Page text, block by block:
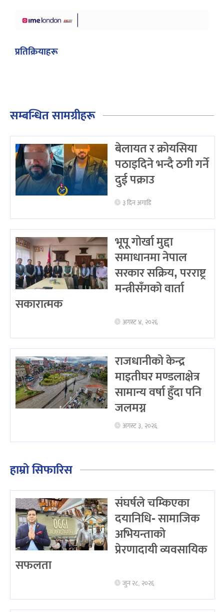
प्रतिक्रियाहरू
सम्बन्धित सामग्रीहरू
बेलायत र क्रोयसिया
पठाइदिने भन्दै ठगी गर्ने
दुई पक्राउ
३ दिन अगाडि
भूपू गोर्खा मुद्दा
समाधानमा नेपाल
सरकार सक्रिय, परराष्ट्र
मन्त्रीसँगको वार्ता
सकारात्मक
अगस्ट ४, २०२६
राजधानीको केन्द्र
माइतीघर मण्डलाक्षेत्र
सामान्य वर्षा हुँदा पनि
जलमग्न
अगस्ट ३, २०२६
हाम्रो सिफारिस
संघर्षले चम्किएका
दयानिधि- सामाजिक
अभियन्ताको
प्रेरणादायी व्यवसायिक
सफलता
जुन २८, २०२६